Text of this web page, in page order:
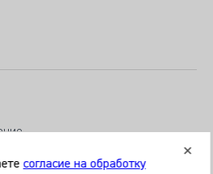
согласие на обработку